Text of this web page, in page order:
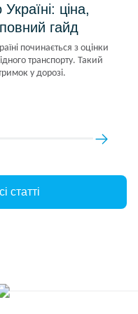
ціна,
гайд
починається з оцінки
транспорту. Такий
у дорозі.
статті